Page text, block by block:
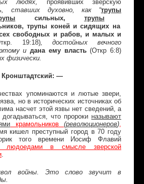
людях, проявивших зверскую
, ставших духовно, как “трупы
сильных, трупы
трупы коней и сидящих на
свободных и рабов, и малых и
19:18), достойных вечного
идана ему власть (Откр 6:8)
физически.
—
упоминаются и лютые звери,
но в исторических источниках об
насчет этой язвы нет сведений, а
что пророки называют
крамольников(революционеров)
кишел преступный город в 70 году
того времени Иосиф Флавий
людоедами в смысле зверской
.
войны. Это слово звучит в
.